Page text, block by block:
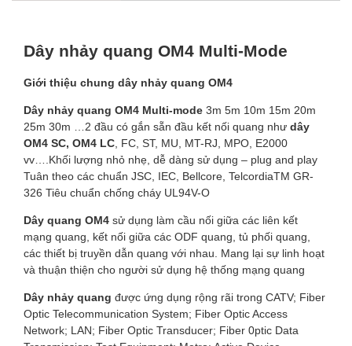
Dây nhảy quang OM4 Multi-Mode
Giới thiệu chung dây nhảy quang OM4
Dây nhảy quang OM4 Multi-mode 3m 5m 10m 15m 20m
25m 30m …2 đầu có gắn sẵn đầu kết nối quang như dây
OM4 SC, OM4 LC , FC, ST, MU, MT-RJ, MPO, E2000
vv….Khối lượng nhỏ nhẹ, dễ dàng sử dụng – plug and play
Tuân theo các chuẩn JSC, IEC, Bellcore, TelcordiaTM GR-
326 Tiêu chuẩn chống cháy UL94V-O
Dây quang OM4 sử dụng làm cầu nối giữa các liên kết
mạng quang, kết nối giữa các ODF quang, tủ phối quang,
các thiết bị truyền dẫn quang với nhau. Mang lại sự linh hoạt
và thuận thiện cho người sử dụng hệ thống mạng quang
Dây nhảy quang được ứng dụng rộng rãi trong CATV; Fiber
Optic Telecommunication System; Fiber Optic Access
Network; LAN; Fiber Optic Transducer; Fiber 0ptic Data